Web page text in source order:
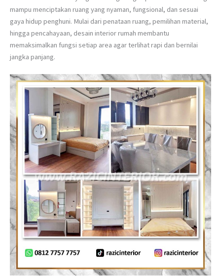
mampu menciptakan ruang yang nyaman, fungsional, dan sesuai
gaya hidup penghuni. Mulai dari penataan ruang, pemilihan material,
hingga pencahayaan, desain interior rumah membantu
memaksimalkan fungsi setiap area agar terlihat rapi dan bernilai
jangka panjang.